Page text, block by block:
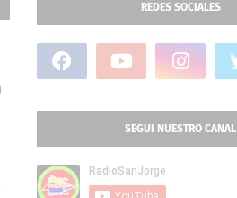
REDES SOCIALES
SEGUI NUESTRO CANAL